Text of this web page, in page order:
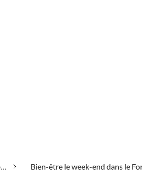
Appartements de vacances pas chers dans le Forêt de Franconie